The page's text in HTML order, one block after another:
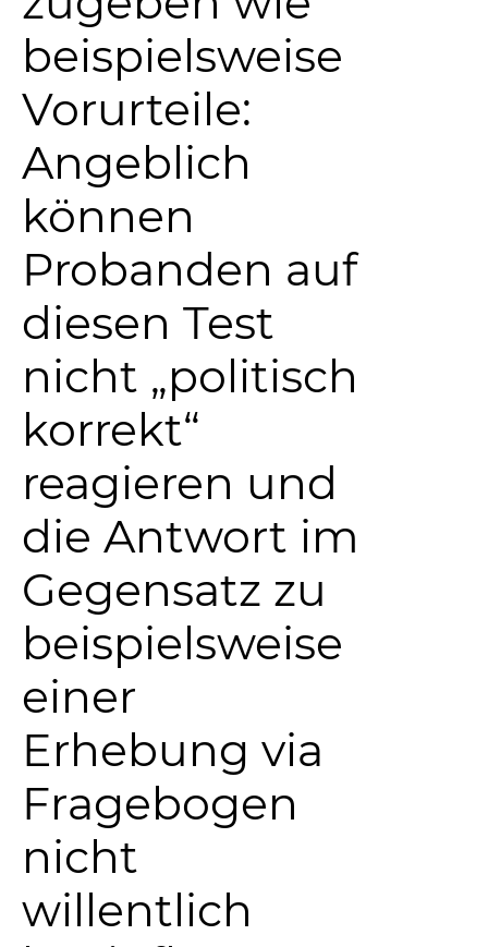
beispielsweise
Vorurteile:
Angeblich
können
Probanden auf
diesen Test
nicht „politisch
korrekt“
reagieren und
die Antwort im
Gegensatz zu
beispielsweise
einer
Erhebung via
Fragebogen
nicht
willentlich